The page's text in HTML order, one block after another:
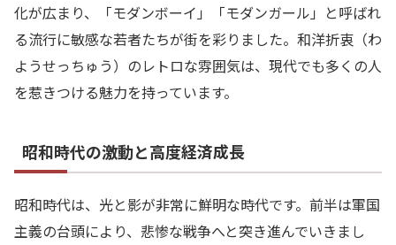
化が広まり、「モダンボーイ」「モダンガール」と呼ばれ
る流行に敏感な若者たちが街を彩りました。和洋折衷（わ
ようせっちゅう）のレトロな雰囲気は、現代でも多くの人
を惹きつける魅力を持っています。
昭和時代の激動と高度経済成長
昭和時代は、光と影が非常に鮮明な時代です。前半は軍国
主義の台頭により、悲惨な戦争へと突き進んでいきまし